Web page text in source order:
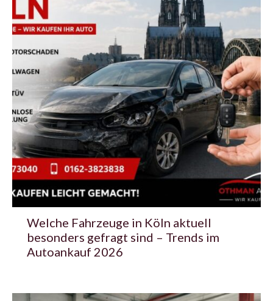
Welche Fahrzeuge in Köln aktuell
besonders gefragt sind – Trends im
Autoankauf 2026